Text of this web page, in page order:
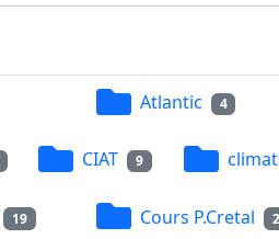
Atlantic 4
CIAT 9
19 Cours P.Cretal